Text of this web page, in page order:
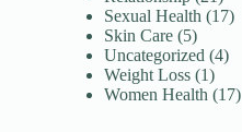
Sexual Health (17)
Skin Care (5)
Uncategorized (4)
Weight Loss (1)
Women Health (17)